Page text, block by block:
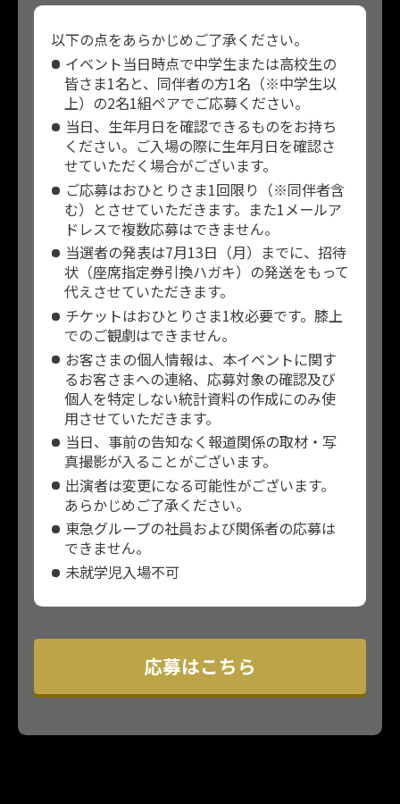
以下の点をあらかじめご了承ください。
イベント当日時点で中学生または高校生の
皆さま1名と、同伴者の方1名（※中学生以
上）の2名1組ペアでご応募ください。
当日、生年月日を確認できるものをお持ち
ください。ご入場の際に生年月日を確認さ
せていただく場合がございます。
ご応募はおひとりさま1回限り（※同伴者含
む）とさせていただきます。また1メールア
ドレスで複数応募はできません。
当選者の発表は7月13日（月）までに、招待
状（座席指定券引換ハガキ）の発送をもって
代えさせていただきます。
チケットはおひとりさま1枚必要です。膝上
でのご観劇はできません。
お客さまの個人情報は、本イベントに関す
るお客さまへの連絡、応募対象の確認及び
個人を特定しない統計資料の作成にのみ使
用させていただきます。
当日、事前の告知なく報道関係の取材・写
真撮影が入ることがございます。
出演者は変更になる可能性がございます。
あらかじめご了承ください。
東急グループの社員および関係者の応募は
できません。
未就学児入場不可
応募はこちら